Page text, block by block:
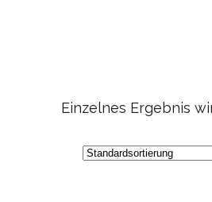
Einzelnes Ergebnis